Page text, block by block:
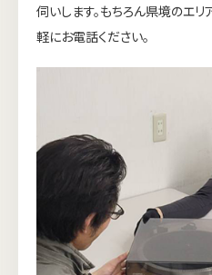
伺いします。もちろん県境のエ
軽にお電話ください。